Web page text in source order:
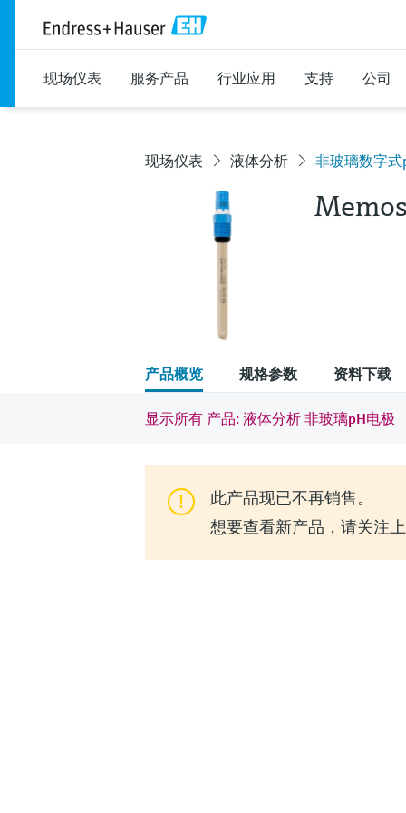
现场仪表 服务产品 行业应用 支持 公司
现场仪表 液体分析 非玻璃数字式
产品概览 规格参数 资料下载
显示所有 产品: 液体分析 非玻璃pH电极
此产品现已不再销售。
想要查看新产品，请关注